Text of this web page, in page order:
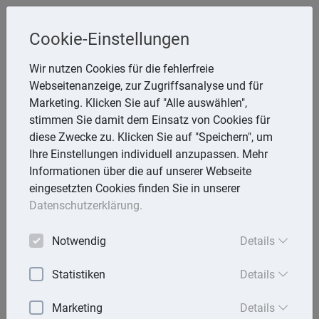
Melzer, StB
Storchsnest 6, 74535 Mainhardt
Telefon: 7903 7736
E-Mail:rathmann.melzer@t-online.de
Lexika
Volltext-Suche in den Lexika
Cookie-Einstellungen
Wir nutzen Cookies für die fehlerfreie
Webseitenanzeige, zur Zugriffsanalyse und für
Marketing. Klicken Sie auf "Alle auswählen",
stimmen Sie damit dem Einsatz von Cookies für
diese Zwecke zu. Klicken Sie auf "Speichern", um
Ihre Einstellungen individuell anzupassen. Mehr
Informationen über die auf unserer Webseite
eingesetzten Cookies finden Sie in unserer
Datenschutzerklärung.
Notwendig Details
Statistiken Details
Marketing Details